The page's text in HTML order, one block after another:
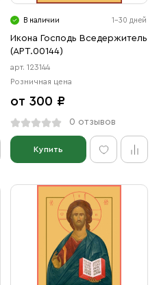
В наличии 1-30 дней
Икона Господь Вседержитель
(АРТ.00144)
арт. 123144
Розничная цена
от 300 ₽
0 отзывов
Купить